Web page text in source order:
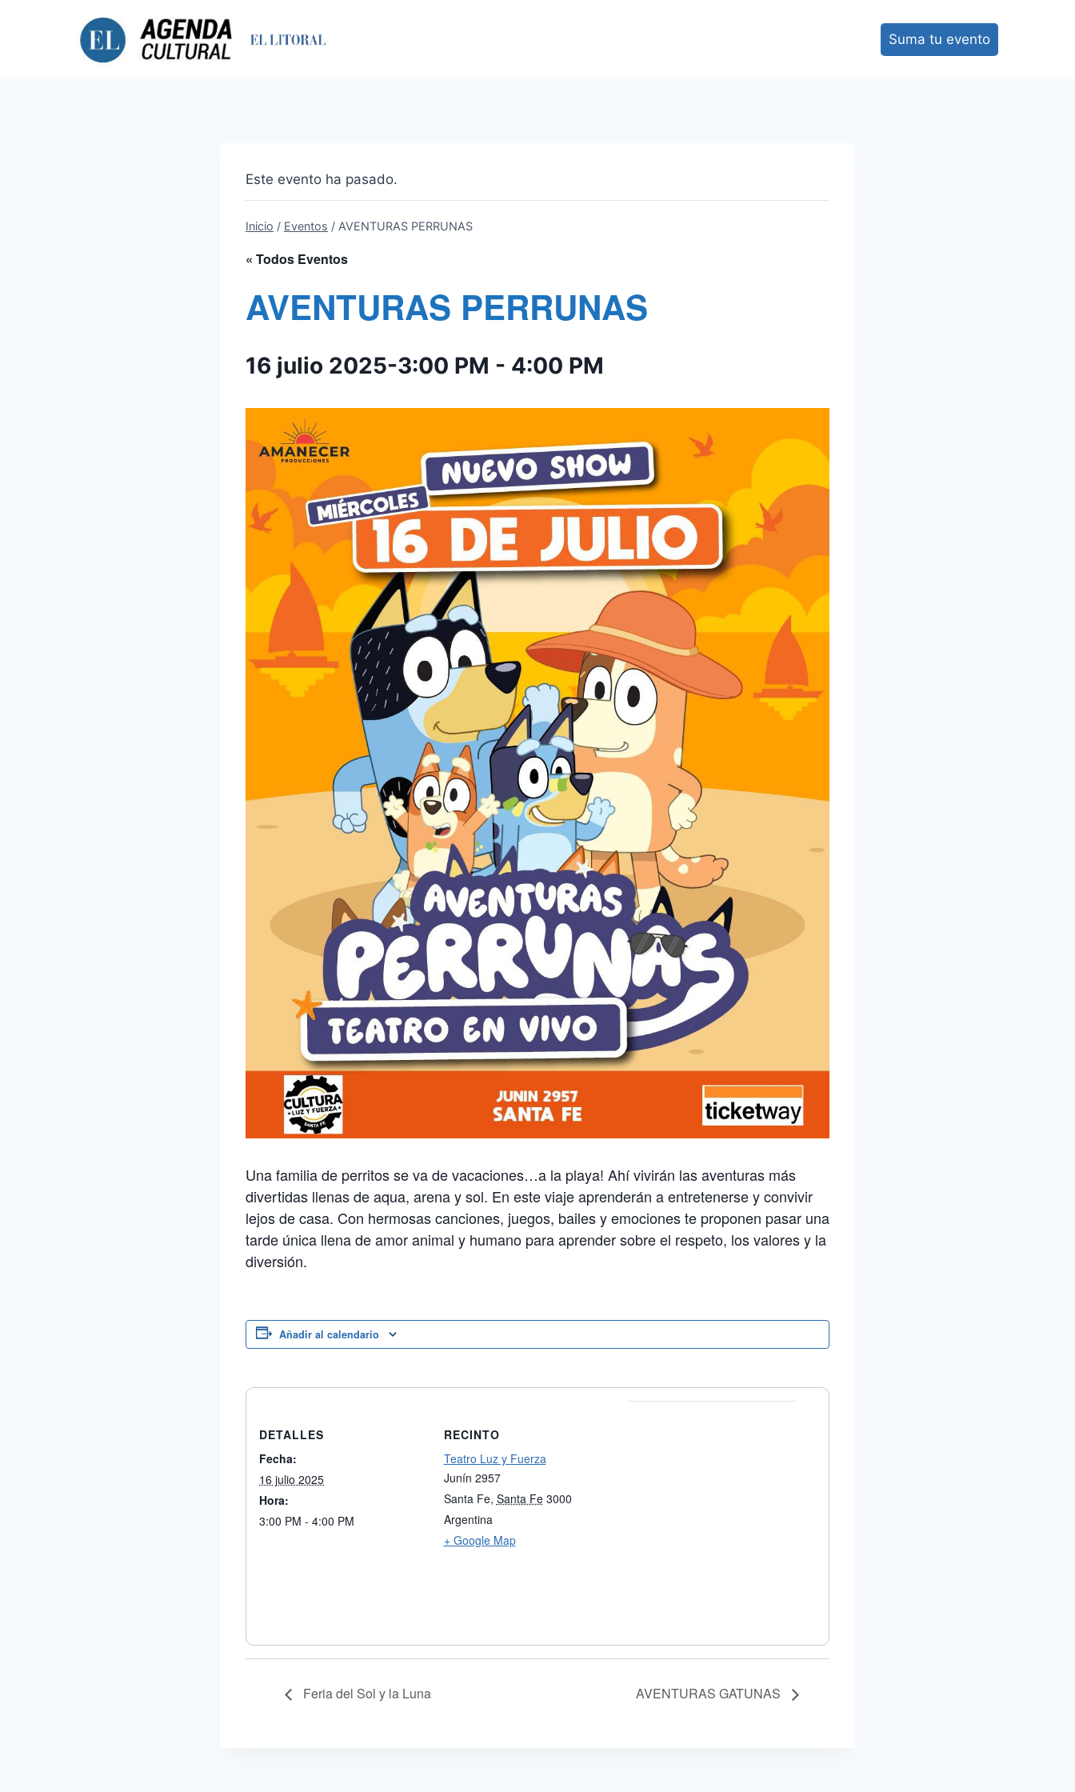
Suma tu evento
Este evento ha pasado.
Inicio / Eventos / AVENTURAS PERRUNAS
« Todos Eventos
AVENTURAS PERRUNAS
16 julio 2025-3:00 PM - 4:00 PM
Una familia de perritos se va de vacaciones…a la playa! Ahí vivirán las aventuras más
divertidas llenas de aqua, arena y sol. En este viaje aprenderán a entretenerse y convivir
lejos de casa. Con hermosas canciones, juegos, bailes y emociones te proponen pasar una
tarde única llena de amor animal y humano para aprender sobre el respeto, los valores y la
diversión.
Añadir al calendario
DETALLES
Fecha:
16 julio 2025
Hora:
3:00 PM - 4:00 PM
RECINTO
Teatro Luz y Fuerza
Junín 2957
Santa Fe, Santa Fe 3000
Argentina
+ Google Map
Feria del Sol y la Luna AVENTURAS GATUNAS